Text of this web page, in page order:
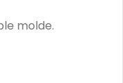
molde.